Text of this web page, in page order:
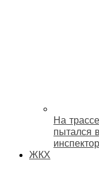
На
пытался
ЖКХ